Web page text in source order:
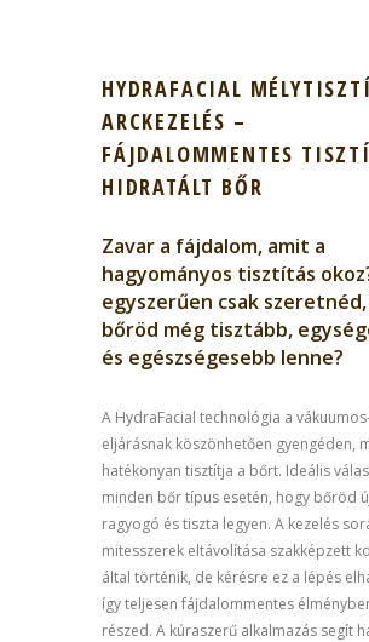
HYDRAFACIAL
ARCKEZELÉS –
FÁJDALOMMENTES
HIDRATÁLT BŐR
Zavar a fájdalom, amit a
hagyományos tisztítás
egyszerűen csak szeretnéd,
bőröd még tisztább,
és egészségesebb lenne?
A HydraFacial technológia a
eljárásnak köszönhetően gyengéden,
hatékonyan tisztítja a bőrt. Ideális
minden bőr típus esetén, hogy bőröd
ragyogó és tiszta legyen. A kezelés
mitesszerek eltávolítása szakképzett
által történik, de kérésre ez a lépés
így teljesen fájdalommentes
részed. A kúraszerű alkalmazás segít